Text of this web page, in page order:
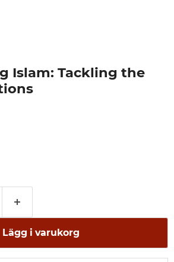
Islam: Tackling the
Lägg i varukorg